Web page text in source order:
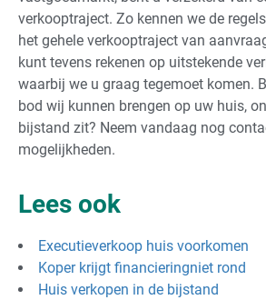
verkooptraject. Zo kennen we de
het gehele verkooptraject van
kunt tevens rekenen op uitstekende
waarbij we u graag tegemoet komen.
bod wij kunnen brengen op uw huis,
bijstand zit? Neem vandaag nog
mogelijkheden.
Lees ook
Executieverkoop huis voorkomen
Koper krijgt financieringniet rond
Huis verkopen in de bijstand